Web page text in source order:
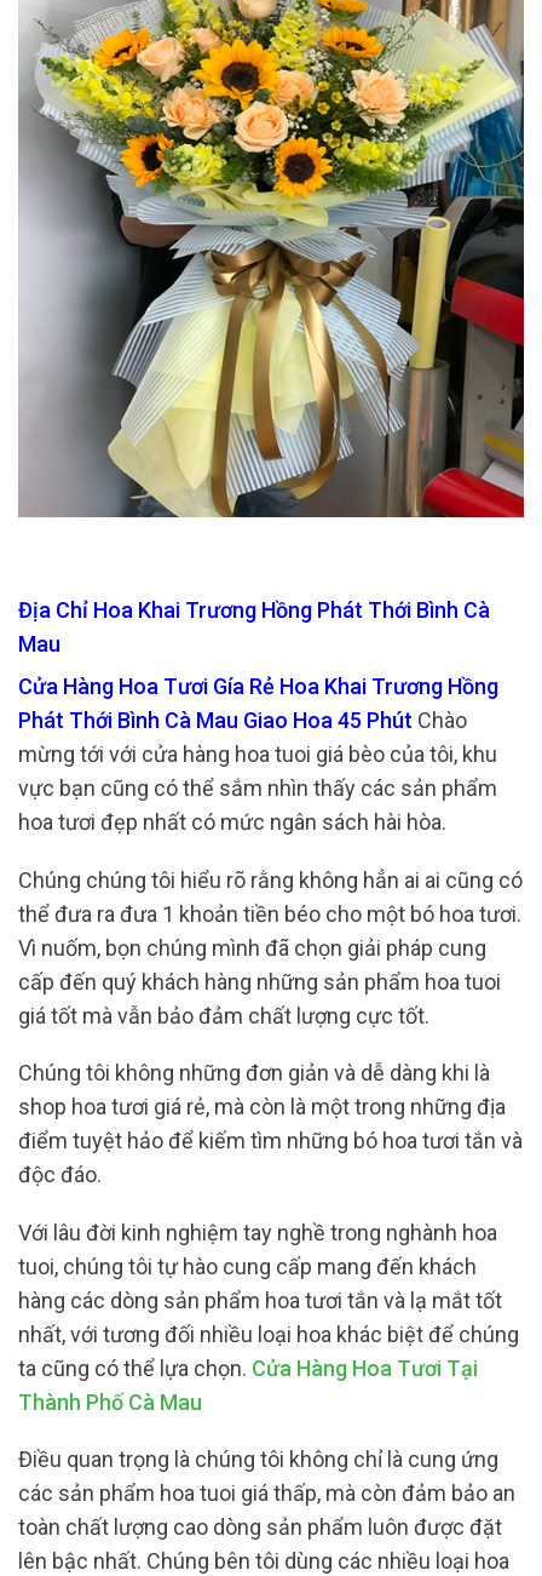
Địa Chỉ Hoa Khai Trương Hồng Phát Thới Bình Cà
Mau
Cửa Hàng Hoa Tươi Gía Rẻ Hoa Khai Trương Hồng
Phát Thới Bình Cà Mau Giao Hoa 45 Phút Chào
mừng tới với cửa hàng hoa tuoi giá bèo của tôi, khu
vực bạn cũng có thể sắm nhìn thấy các sản phẩm
hoa tươi đẹp nhất có mức ngân sách hài hòa.
Chúng chúng tôi hiểu rõ rằng không hẳn ai ai cũng có
thể đưa ra đưa 1 khoản tiền béo cho một bó hoa tươi.
Vì nuốm, bọn chúng mình đã chọn giải pháp cung
cấp đến quý khách hàng những sản phẩm hoa tuoi
giá tốt mà vẫn bảo đảm chất lượng cực tốt.
Chúng tôi không những đơn giản và dễ dàng khi là
shop hoa tươi giá rẻ, mà còn là một trong những địa
điểm tuyệt hảo để kiếm tìm những bó hoa tươi tắn và
độc đáo.
Với lâu đời kinh nghiệm tay nghề trong nghành hoa
tuoi, chúng tôi tự hào cung cấp mang đến khách
hàng các dòng sản phẩm hoa tươi tắn và lạ mắt tốt
nhất, với tương đối nhiều loại hoa khác biệt để chúng
ta cũng có thể lựa chọn. Cửa Hàng Hoa Tươi Tại
Thành Phố Cà Mau
Điều quan trọng là chúng tôi không chỉ là cung ứng
các sản phẩm hoa tuoi giá thấp, mà còn đảm bảo an
toàn chất lượng cao dòng sản phẩm luôn được đặt
lên bậc nhất. Chúng bên tôi dùng các nhiều loại hoa